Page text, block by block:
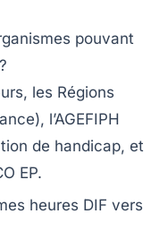
pouvant
les Régions
l’AGEFIPH
de handicap, et
EP.
heures DIF vers